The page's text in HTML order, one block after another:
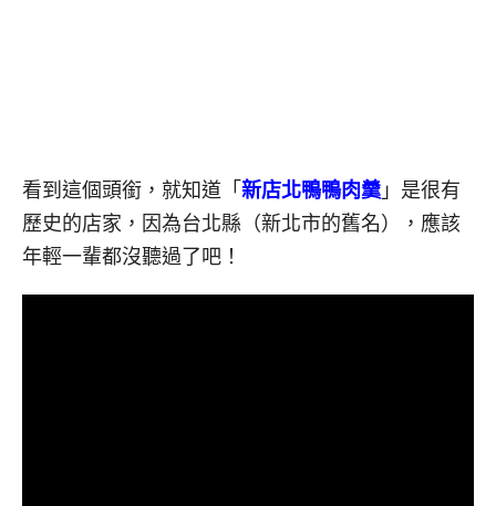
看到這個頭銜，就知道「 新店北鴨鴨肉羹 」是很有
歷史的店家，因為台北縣（新北市的舊名），應該
年輕一輩都沒聽過了吧！